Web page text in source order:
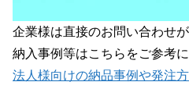
企業様は直接のお問い合わせが
納入事例等はこちらをご参考
法人様向けの納品事例や発注